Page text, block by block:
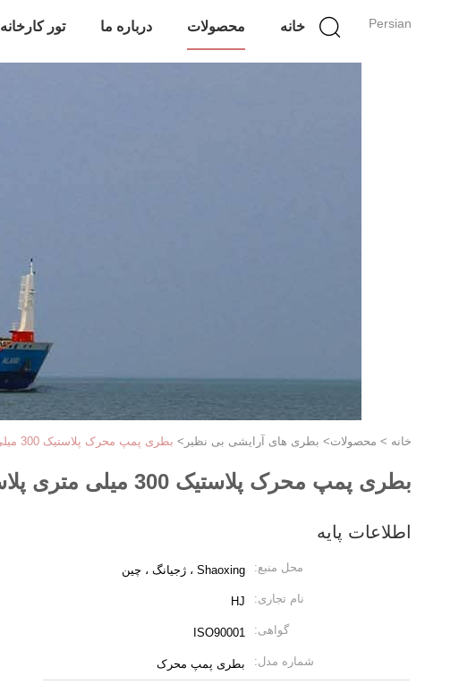
Persian خانه محصولات درباره ما تور کارخانه
خانه > محصولات> بطری های آرایشی بی نظیر > بطری پمپ محرک پلاستیک 300 میلی متری پلاستیک رنگی
بطری پمپ محرک پلاستیک 300 میلی متری پلاستیک رنگی
اطلاعات پایه
محل منبع: Shaoxing ، ژجیانگ ، چین
نام تجاری: HJ
گواهی: ISO90001
شماره مدل: بطری پمپ محرک